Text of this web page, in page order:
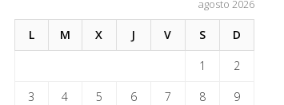
agosto 2026
L M X J V S D
1 2
3 4 5 6 7 8 9